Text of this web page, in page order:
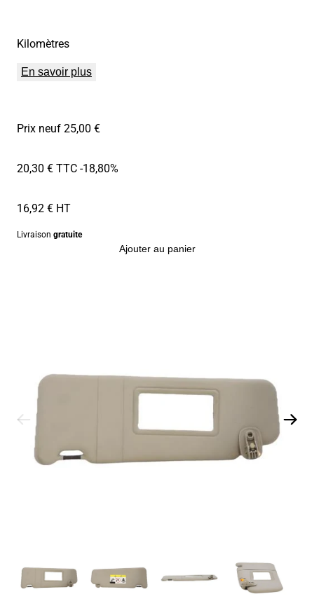
Kilomètres
En savoir plus
Prix neuf 25,00 €
20,30 € TTC-18,80%
16,92 € HT
Livraison gratuite
Ajouter au panier